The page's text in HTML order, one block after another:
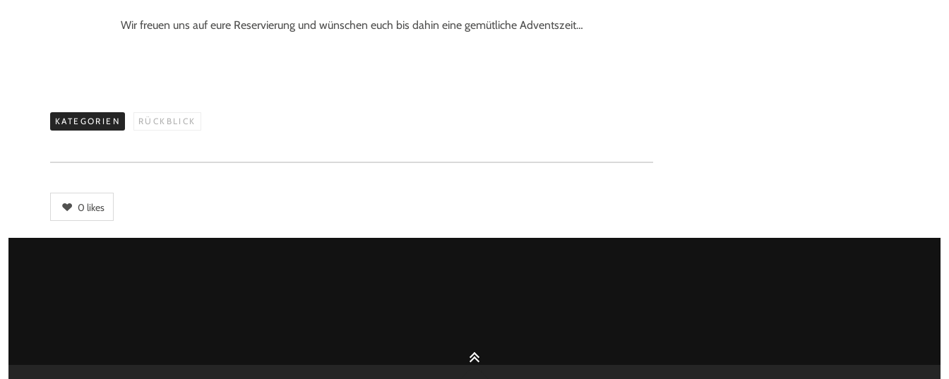
Wir freuen uns auf eure Reservierung und wünschen euch bis dahin eine gemütliche Adventszeit…
KATEGORIEN RÜCKBLICK
0 likes